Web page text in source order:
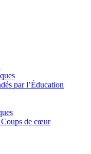
par l’Éducation
de cœur